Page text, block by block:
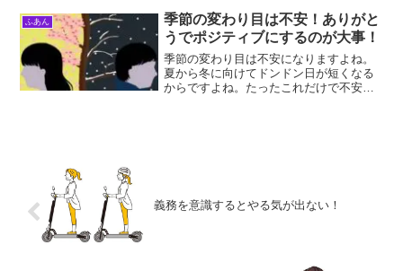
不安になる理由ショックを受けると不安
になる理由は、予期しない事...
ふあん
季節の変わり目は不安！ありがと
うでポジティブにするのが大事！
季節の変わり目は不安になりますよね。
夏から冬に向けてドンドン日が短くなる
からですよね。たったこれだけで不安に
義務を意識するとやる気が出ない！